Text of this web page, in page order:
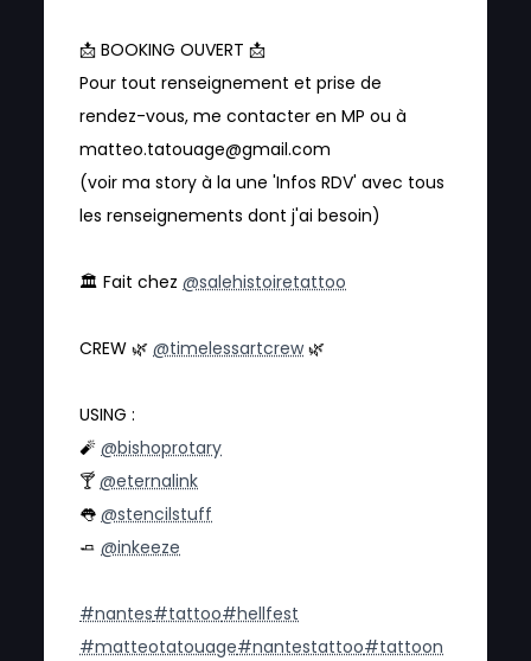
📩 BOOKING OUVERT 📩
Pour tout renseignement et prise de
rendez-vous, me contacter en MP ou à
matteo.tatouage@gmail.com
(voir ma story à la une 'Infos RDV' avec tous
les renseignements dont j'ai besoin)
🏛 Fait chez@salehistoiretattoo
CREW 🌿@timelessartcrew🌿
USING :
🧨@bishoprotary
🍸@eternalink
👅@stencilstuff
🧈@inkeeze
#nantes#tattoo#hellfest
#matteotatouage#nantestattoo#tattoon